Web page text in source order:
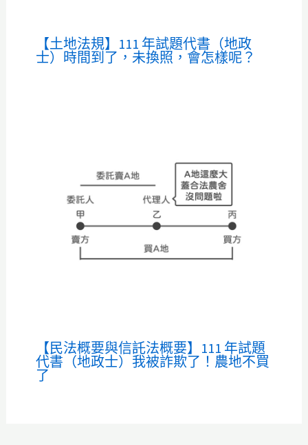
【土地法規】111 年試題代書（地政
士）時間到了，未換照，會怎樣呢？
【民法概要與信託法概要】111 年試題
代書（地政士）我被詐欺了！農地不買
了